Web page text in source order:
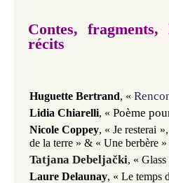
Contes, fragments,
récits
Huguette Bertrand, «
Lidia Chiarelli, « Poème
Nicole Coppey, « Je resterai »,
de la terre » & « Une berbère »
Tatjana Debeljački, « Glass
Laure Delaunay, « Le temps